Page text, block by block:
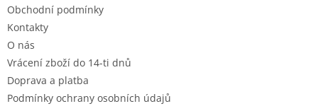
u
Obchodní podmínky
Kontakty
O nás
Vrácení zboží do 14-ti dnů
Doprava a platba
Podmínky ochrany osobních údajů